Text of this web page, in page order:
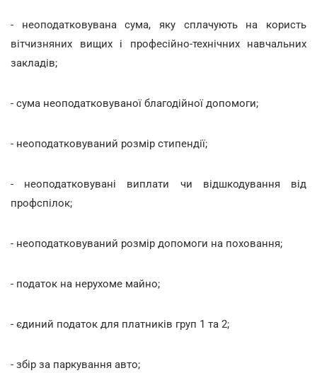
- неоподатковувана сума, яку сплачують на користь
вітчизняних вищих і професійно-технічних навчальних
закладів;
- сума неоподатковуваної благодійної допомоги;
- неоподатковуваний розмір стипендії;
- неоподатковувані виплати чи відшкодування від
профспілок;
- неоподатковуваний розмір допомоги на поховання;
- податок на нерухоме майно;
- єдиний податок для платників груп 1 та 2;
- збір за паркування авто;